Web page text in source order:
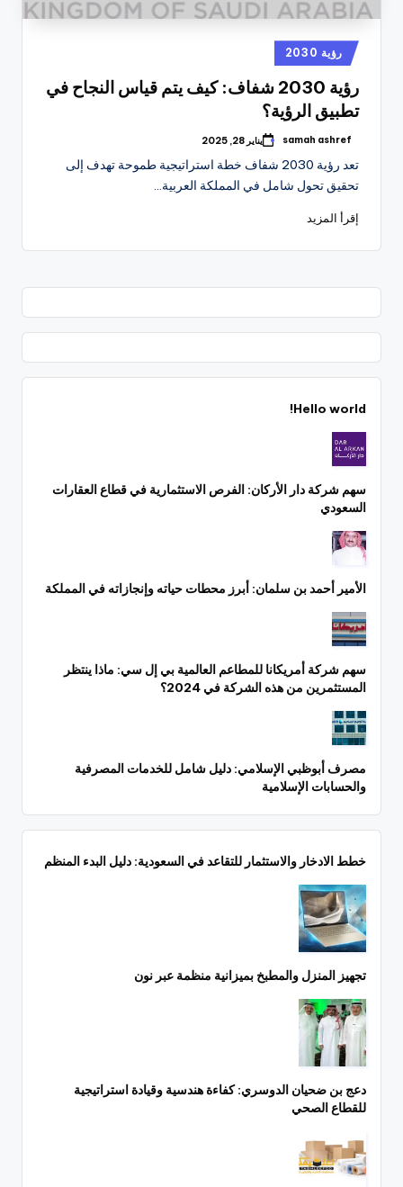
نُشر
في
رؤية 2030
رؤية 2030 شفاف: كيف يتم قياس النجاح في
تطبيق الرؤية؟
تمّ
بواسطة
samah ashref يناير 28, 2025
تعد رؤية 2030 شفاف خطة استراتيجية طموحة تهدف إلى
تحقيق تحول شامل في المملكة العربية…
إقرأ المزيد
Hello world!
سهم شركة دار الأركان: الفرص الاستثمارية في قطاع العقارات
السعودي
الأمير أحمد بن سلمان: أبرز محطات حياته وإنجازاته في المملكة
سهم شركة أمريكانا للمطاعم العالمية بي إل سي: ماذا ينتظر
المستثمرين من هذه الشركة في 2024؟
مصرف أبوظبي الإسلامي: دليل شامل للخدمات المصرفية
والحسابات الإسلامية
خطط الادخار والاستثمار للتقاعد في السعودية: دليل البدء المنظم
تجهيز المنزل والمطبخ بميزانية منظمة عبر نون
دعج بن ضحيان الدوسري: كفاءة هندسية وقيادة استراتيجية
للقطاع الصحي